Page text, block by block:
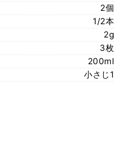
2個
1/2本
2g
3枚
200ml
小さじ1